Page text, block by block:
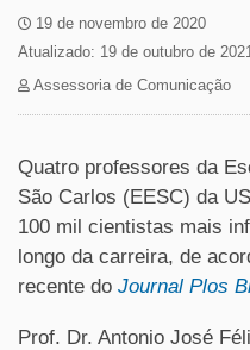
19 de novembro de 2020
Atualizado: 19 de outubro de
Assessoria de Comunicação
Quatro professores da
São Carlos (EESC) da
100 mil cientistas mais
longo da carreira, de
recente do Journal Plos
Prof. Dr. Antonio José